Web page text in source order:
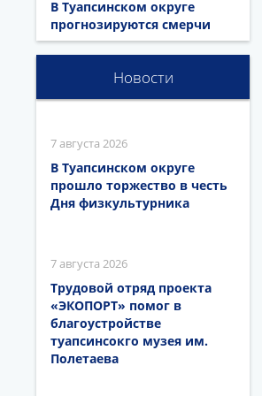
В Туапсинском округе
прогнозируются смерчи
Новости
7 августа 2026
В Туапсинском округе
прошло торжество в честь
Дня физкультурника
7 августа 2026
Трудовой отряд проекта
«ЭКОПОРТ» помог в
благоустройстве
туапсинсокго музея им.
Полетаева